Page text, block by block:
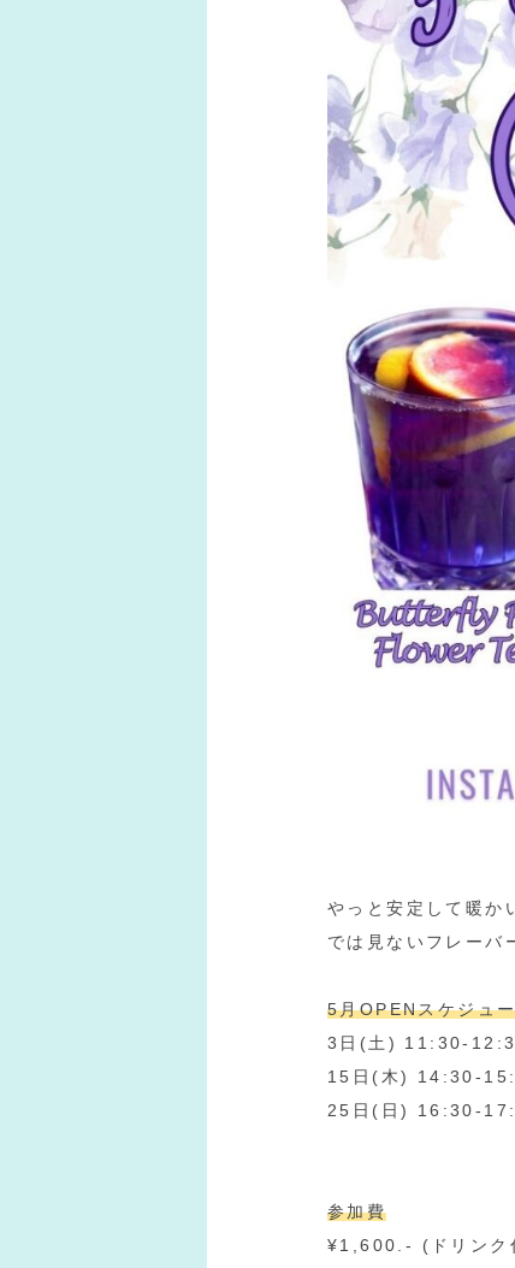
やっと安定して暖
では見ないフレーバ
5月OPENスケジュ
3日(土) 11:30-
15日(木) 14:30-
25日(日) 16:30-
参加費
¥1,600.- (ドリンク